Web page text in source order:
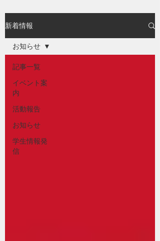
新着情報
記事一覧
イベント案
内
活動報告
お知らせ
学生情報発
信
お知らせ